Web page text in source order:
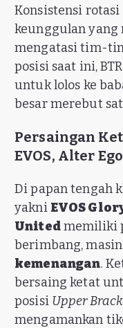
Konsistensi
keunggulan yang
mengatasi tim-
posisi saat ini,
untuk lolos ke
besar merebut
Persaingan
EVOS, Alter
Di papan tengah
yakni EVOS
Unitedmemiliki
berimbang,
kemenangan.
bersaing ketat
posisi Upper
mengamankan